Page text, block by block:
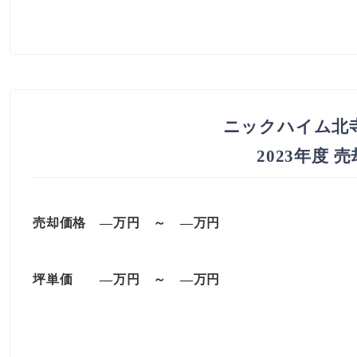
ニックハイム北
2023年度 売
売却価格 —万円 ～ —万円
坪単価—万円 ～ —万円